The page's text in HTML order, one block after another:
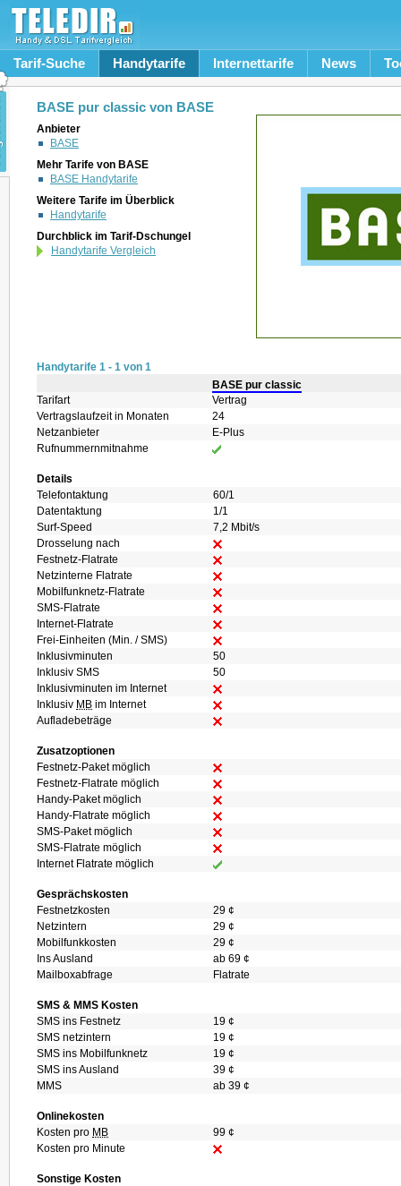
Tarif-Suche Handytarife Internettarife News
BASE pur classic von BASE
Anbieter
BASE
Mehr Tarife von BASE
BASE Handytarife
Weitere Tarife im Überblick
Handytarife
Durchblick im Tarif-Dschungel
Handytarife Vergleich
Handytarife 1 - 1 von 1
BASE pur classic
Tarifart
Vertrag
Vertragslaufzeit in Monaten
24
Netzanbieter
E-Plus
Rufnummernmitnahme
Details
Telefontaktung
60/1
Datentaktung
1/1
Surf-Speed
7,2 Mbit/s
Drosselung nach
Festnetz-Flatrate
Netzinterne Flatrate
Mobilfunknetz-Flatrate
SMS-Flatrate
Internet-Flatrate
Frei-Einheiten (Min. / SMS)
Inklusivminuten
50
Inklusiv SMS
50
Inklusivminuten im Internet
Inklusiv MB im Internet
Aufladebeträge
Zusatzoptionen
Festnetz-Paket möglich
Festnetz-Flatrate möglich
Handy-Paket möglich
Handy-Flatrate möglich
SMS-Paket möglich
SMS-Flatrate möglich
Internet Flatrate möglich
Gesprächskosten
Festnetzkosten
29 ¢
Netzintern
29 ¢
Mobilfunkkosten
29 ¢
Ins Ausland
ab 69 ¢
Mailboxabfrage
Flatrate
SMS & MMS Kosten
SMS ins Festnetz
19 ¢
SMS netzintern
19 ¢
SMS ins Mobilfunknetz
19 ¢
SMS ins Ausland
39 ¢
MMS
ab 39 ¢
Onlinekosten
Kosten pro MB
99 ¢
Kosten pro Minute
Sonstige Kosten